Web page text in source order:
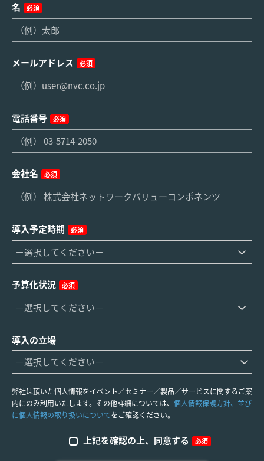
名 必須
メールアドレス 必須
電話番号 必須
会社名 必須
導入予定時期 必須
予算化状況 必須
導入の立場
弊社は頂いた個人情報をイベント／セミナー／製品／サービスに関するご案
内にのみ利用いたします。その他詳細については、 個人情報保護方針、並び
に個人情報の取り扱いについてをご確認ください。
上記を確認の上、同意する 必須